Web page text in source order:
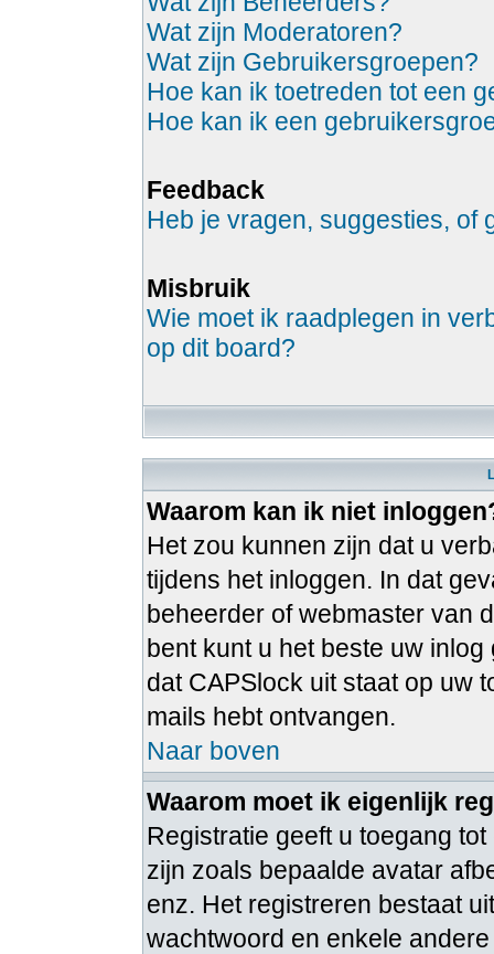
Wat zijn Moderatoren?
Wat zijn Gebruikersgroepen?
Hoe kan ik toetreden tot een
Hoe kan ik een
Feedback
Heb je vragen, suggesties, of
Misbruik
Wie moet ik raadplegen in
op dit board?
Waarom kan ik niet
Het zou kunnen zijn dat u
tijdens het inloggen. In dat
beheerder of webmaster van
bent kunt u het beste uw
dat CAPSlock uit staat op uw
mails hebt ontvangen.
Naar boven
Waarom moet ik eigenlijk
Registratie geeft u toegang
zijn zoals bepaalde avatar
enz. Het registreren bestaat
wachtwoord en enkele